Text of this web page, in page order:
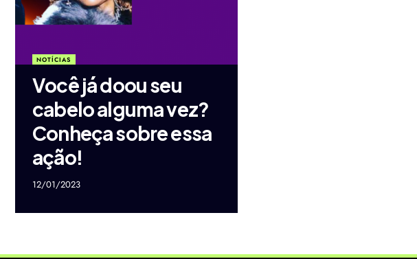
NOTÍCIAS
Você já doou seu
cabelo alguma vez?
Conheça sobre essa
ação!
12/01/2023